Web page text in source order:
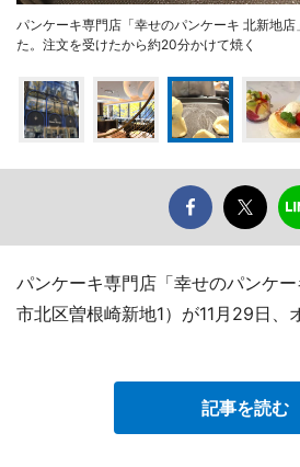
パンケーキ専門店「幸せのパンケーキ 北新地
た。注文を受けたから約20分かけて焼く
パンケーキ専門店「幸せのパンケ
市北区曽根崎新地1）が11月29日、
記事を読む